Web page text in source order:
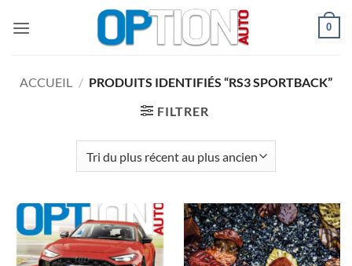
0
ACCUEIL / PRODUITS IDENTIFIÉS “RS3 SPORTBACK”
FILTRER